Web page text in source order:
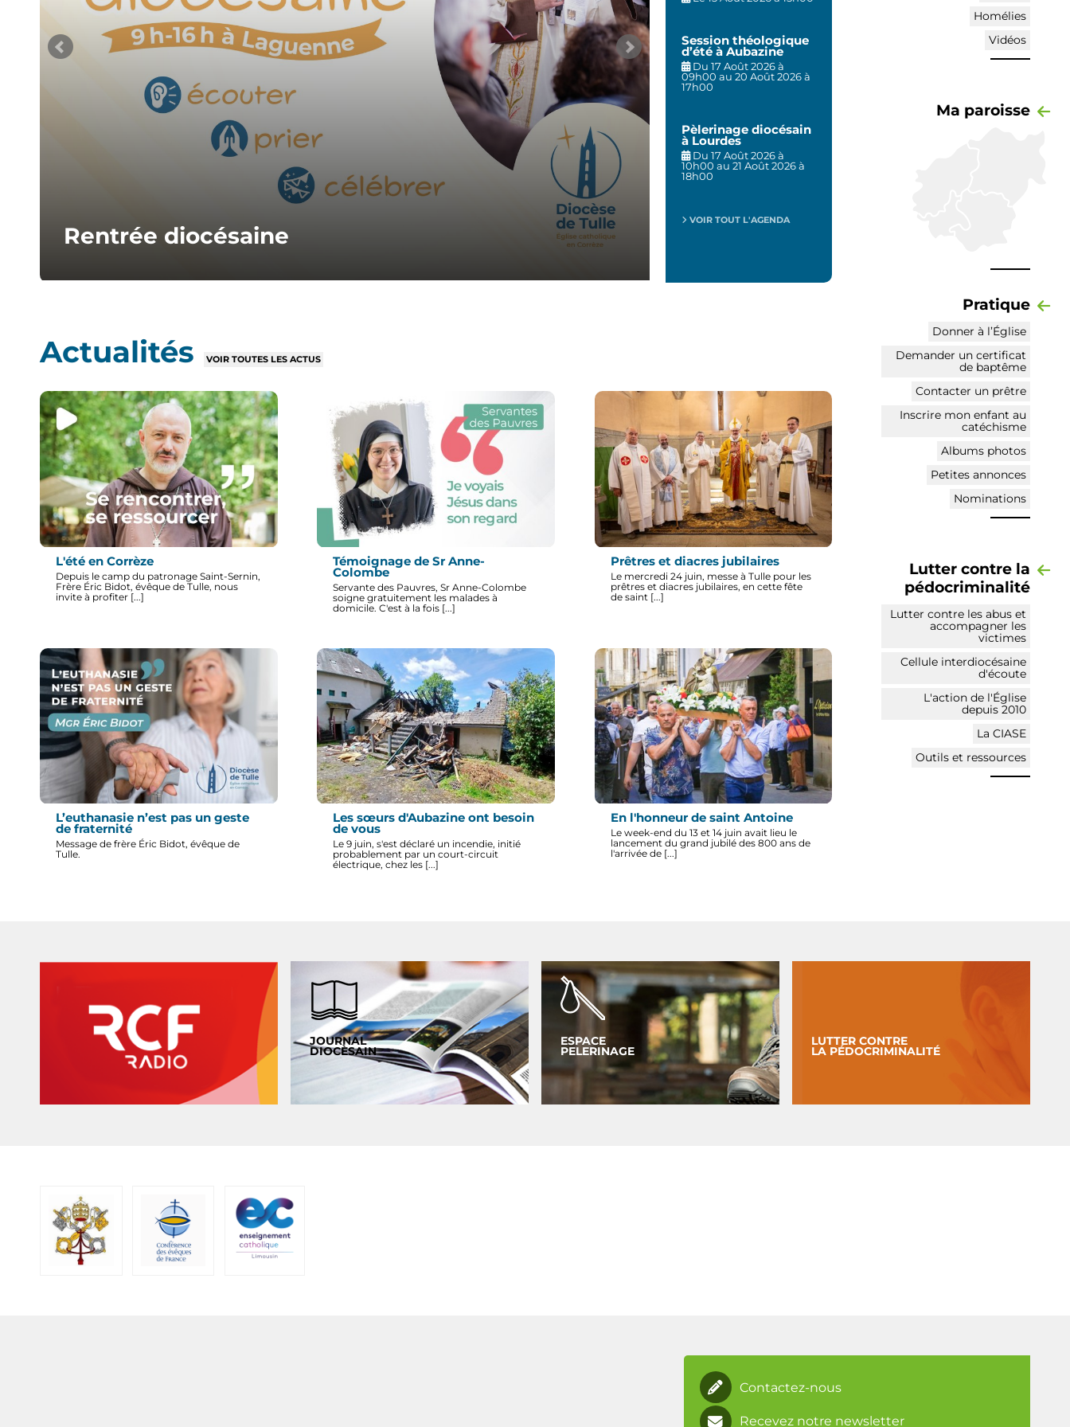
Rentrée diocésaine
nous tourner ensemble vers le Christ.
Message des évêques de France
Session théologique
d’été à Aubazine
Du 17 Août 2026 à
09h00 au 20 Août 2026 à
17h00
Pèlerinage diocésain
à Lourdes
Du 17 Août 2026 à
10h00 au 21 Août 2026 à
18h00
VOIR TOUT L'AGENDA
Actualités VOIR TOUTES LES ACTUS
L'été en Corrèze
Depuis le camp du patronage Saint-Sernin,
Frère Éric Bidot, évêque de Tulle, nous
invite à profiter [...]
Témoignage de Sr Anne-
Colombe
Servante des Pauvres, Sr Anne-Colombe
soigne gratuitement les malades à
domicile. C'est à la fois [...]
Prêtres et diacres jubilaires
Le mercredi 24 juin, messe à Tulle pour les
prêtres et diacres jubilaires, en cette fête
de saint [...]
L’euthanasie n’est pas un geste
de fraternité
Message de frère Éric Bidot, évêque de
Tulle.
Les sœurs d'Aubazine ont besoin
de vous
Le 9 juin, s'est déclaré un incendie, initié
probablement par un court-circuit
électrique, chez les [...]
En l'honneur de saint Antoine
Le week-end du 13 et 14 juin avait lieu le
lancement du grand jubilé des 800 ans de
l'arrivée de [...]
Homélies
Vidéos
Ma paroisse
Pratique
Donner à l’Église
Demander un certificat
de baptême
Contacter un prêtre
Inscrire mon enfant au
catéchisme
Albums photos
Petites annonces
Nominations
Lutter contre la
pédocriminalité
Lutter contre les abus et
accompagner les
victimes
Cellule interdiocésaine
d'écoute
L'action de l'Église
depuis 2010
La CIASE
Outils et ressources
JOURNAL
DIOCÈSAIN
ESPACE
PELERINAGE
LUTTER CONTRE
LA PÉDOCRIMINALITÉ
Contactez-nous
Recevez notre newsletter